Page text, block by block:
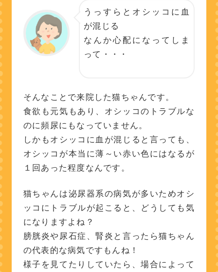
うっすらとオシッコに血
が混じる
なんか心配になってしま
って・・・
そんなことで来院した猫ちゃんです。
食欲も元気もあり、オシッコのトラブルな
のに頻尿にもなっていません。
しかもオシッコに血が混じると言っても、
オシッコが本当に薄～い赤い色にはなるが
１回あった程度なんです。
猫ちゃんは泌尿器系の病気が多いためオシ
ッコにトラブルが起こると、どうしても気
になりますよね？
膀胱炎や尿石症、腎炎と言ったら猫ちゃん
の代表的な病気ですもんね！
様子を見てたりしていたら、場合によって